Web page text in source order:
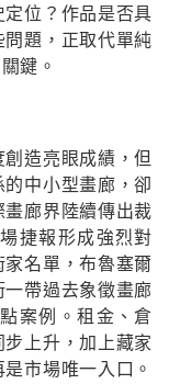
位？作品是否具
題，正取代單純
鍵。
造亮眼成績，但
中小型畫廊，卻
廊界陸續傳出裁
捷報形成強烈對
名單，布魯塞爾
帶過去象徵畫廊
案例。租金、倉
上升，加上藏家
市場唯一入口。